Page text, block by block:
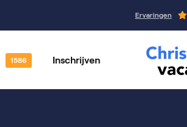
Ervaringen
Inschrijven